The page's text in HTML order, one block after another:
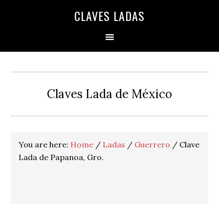
CLAVES LADAS
Claves Lada de México
You are here: Home / Ladas / Guerrero / Clave
Lada de Papanoa, Gro.